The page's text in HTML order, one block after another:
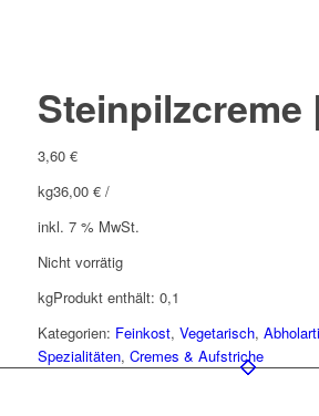
Steinpilzcreme
3,60 €
36,00 €/
kg
inkl. 7 % MwSt.
Nicht vorrätig
Produkt enthält: 0,1
kg
Kategorien: Feinkost, Vegetarisch,
Spezialitäten, Cremes & Aufstriche